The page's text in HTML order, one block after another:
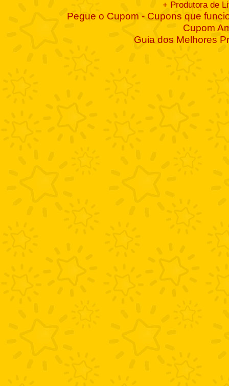
+ Produtora de
Pegue o Cupom - Cupons que
Cupom
Guia dos Melhores